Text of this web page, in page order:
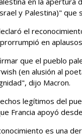
y Palestina)" que
el
en
que el pueblo
(en alusión al
dijo Macron.
legítimos del
Francia apoyó
es una